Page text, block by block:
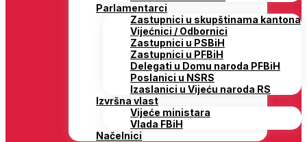
Parlamentarci
Zastupnici u skupštinama kantona
Vijećnici / Odbornici
Zastupnici u PSBiH
Zastupnici u PFBiH
Delegati u Domu naroda PFBiH
Poslanici u NSRS
Izaslanici u Vijeću naroda RS
Izvršna vlast
Vijeće ministara
Vlada FBiH
Načelnici